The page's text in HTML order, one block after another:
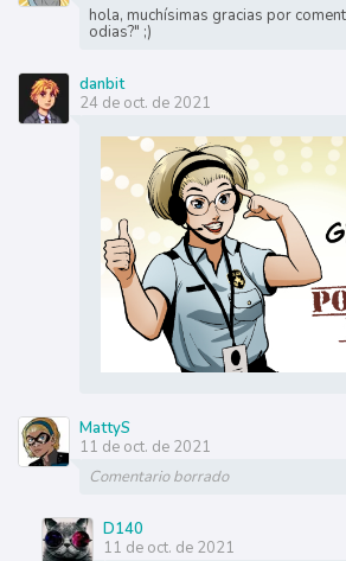
hola, muchísimas gracias por
odias?" ;)
danbit
24 de oct. de 2021
MattyS
11 de oct. de 2021
Comentario borrado
D140
11 de oct. de 2021